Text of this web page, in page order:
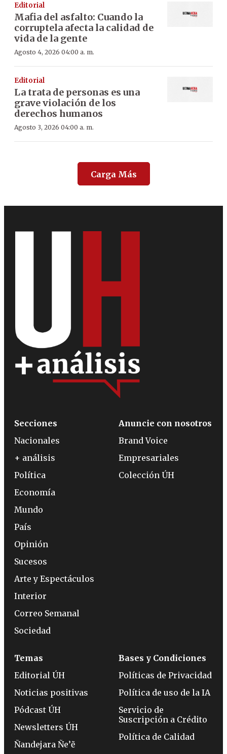
Editorial
Mafia del asfalto: Cuando la
corruptela afecta la calidad de
vida de la gente
Agosto 4, 2026 04:00 a. m.
Editorial
La trata de personas es una
grave violación de los
derechos humanos
Agosto 3, 2026 04:00 a. m.
Carga Más
Secciones
Nacionales
+ análisis
Política
Economía
Mundo
País
Opinión
Sucesos
Arte y Espectáculos
Interior
Correo Semanal
Sociedad
Anuncie con nosotros
Brand Voice
Empresariales
Colección ÚH
Temas
Editorial ÚH
Noticias positivas
Pódcast ÚH
Newsletters ÚH
Ñandejara Ñe’ẽ
Bases y Condiciones
Políticas de Privacidad
Política de uso de la IA
Servicio de
Suscripción a Crédito
Política de Calidad